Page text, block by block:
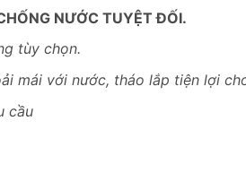
NƯỚC TUYỆT ĐỐI.
tùy chọn.
mái với nước, tháo lắp tiện lợi
cầu